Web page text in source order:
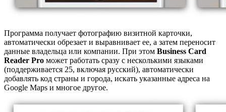
Программа получает фотографию визитной карточки,
автоматически обрезает и выравнивает ее, а затем переносит
данные владельца или компании. При этом Business Card
Reader Pro может работать сразу с несколькими языками
(поддерживается 25, включая русский), автоматически
добавлять код страны и города, искать указанные адреса на
Google Maps и многое другое.